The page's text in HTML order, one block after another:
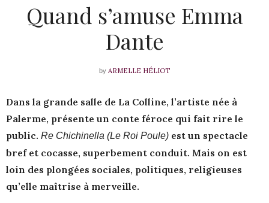
Quand s’amuse Emma
Dante
by ARMELLE HÉLIOT
Dans la grande salle de La Colline, l’artiste née à
Palerme, présente un conte féroce qui fait rire le
public. Re Chichinella (Le Roi Poule) est un spectacle
bref et cocasse, superbement conduit. Mais on est
loin des plongées sociales, politiques, religieuses
qu’elle maîtrise à merveille.